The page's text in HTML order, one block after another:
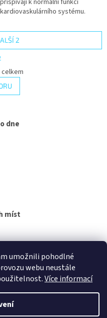
umožnili pohodlné
webu neustále
Více informací
přispívají k normální funkci
kardiovaskulárního systému.
2
dne
míst
Shoptet